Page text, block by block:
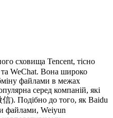
сховища Tencent, тісно
та WeChat. Вона широко
файлами в межах
серед компаній, які
). Подібно до того, як Baidu
файлами, Weiyun